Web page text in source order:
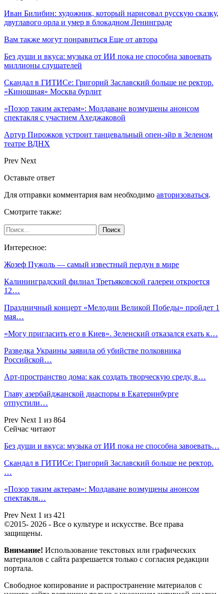
Иван Билибин: художник, который нарисовал русскую сказку,
двуглавого орла и умер в блокадном Ленинграде
Вам также могут понравиться Еще от автора
Без души и вкуса: музыка от ИИ пока не способна завоевать
миллионы слушателей
Скандал в ГИТИСе: Григорий Заславский больше не ректор.
«Киношная» Москва бурлит
«Позор таким актерам»: Молдаване возмущены анонсом
спектакля с участием Ахеджаковой
Артур Пирожков устроит танцевальный опен-эйр в Зеленом
театре ВДНХ
Prev Next
Оставьте ответ
Для отправки комментария вам необходимо авторизоваться.
Смотрите также:
Интересное:
Жозеф Пужоль — самый известный пердун в мире
Калининградский филиал Третьяковской галереи откроется
12…
Праздничный концерт «Мелодии Великой Победы» пройдет 1
мая…
«Могу пригласить его в Киев». Зеленский отказался ехать к…
Разведка Украины заявила об убийстве полковника
Российской…
Арт-пространство дома: как создать творческую среду, в…
Главу азербайджанской диаспоры в Екатеринбурге
отпустили…
Prev Next 1 из 864
Сейчас читают
Без души и вкуса: музыка от ИИ пока не способна завоевать…
Скандал в ГИТИСе: Григорий Заславский больше не ректор.
…
«Позор таким актерам»: Молдаване возмущены анонсом
спектакля…
Prev Next 1 из 421
©2015- 2026 - Все о культуре и искусстве. Все права
защищены.
Внимание! Использование текстовых или графических
материалов с сайта разрешается только c согласия редакции
портала.
Свободное копирование и распространение материалов с